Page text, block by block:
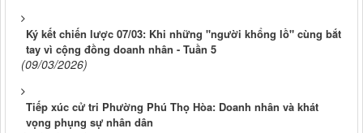
Ký kết chiến lược 07/03: Khi những "người khổng lồ" cùng bắt
tay vì cộng đồng doanh nhân - Tuần 5
(09/03/2026)
Tiếp xúc cử tri Phường Phú Thọ Hòa: Doanh nhân và khát
vọng phụng sự nhân dân